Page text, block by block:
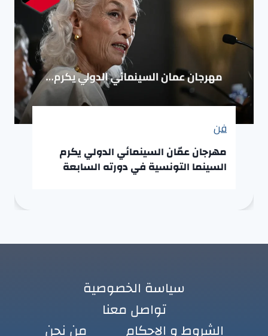
فن
مهرجان عمّان السينمائي الدولي يكرم
السينما التونسية في دورته السابعة
سياسة الخصوصية
تواصل معنا
الشروط و الاحكام
من نحن